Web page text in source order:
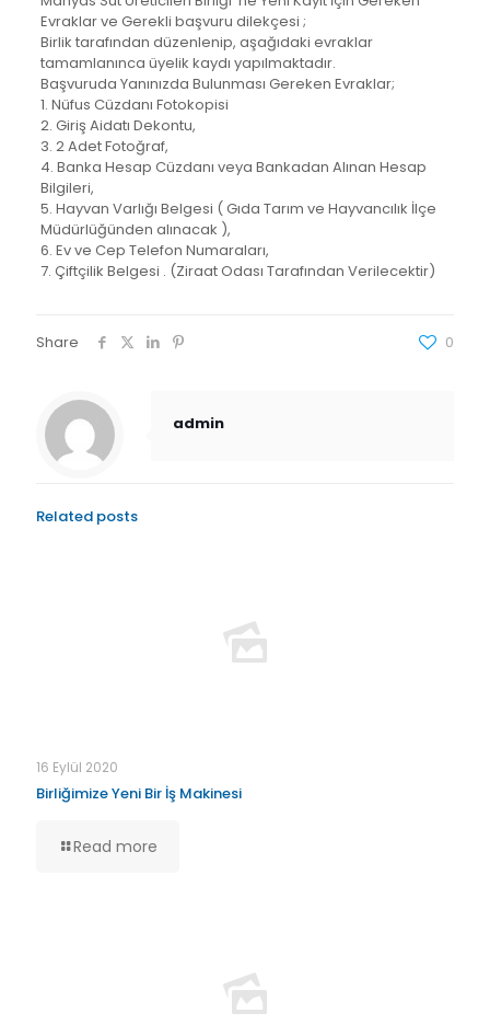
Evraklar ve Gerekli başvuru dilekçesi ;
Birlik tarafından düzenlenip, aşağıdaki evraklar
tamamlanınca üyelik kaydı yapılmaktadır.
Başvuruda Yanınızda Bulunması Gereken Evraklar;
1. Nüfus Cüzdanı Fotokopisi
2. Giriş Aidatı Dekontu,
3. 2 Adet Fotoğraf,
4. Banka Hesap Cüzdanı veya Bankadan Alınan Hesap
Bilgileri,
5. Hayvan Varlığı Belgesi ( Gıda Tarım ve Hayvancılık İlçe
Müdürlüğünden alınacak ),
6. Ev ve Cep Telefon Numaraları,
7. Çiftçilik Belgesi . (Ziraat Odası Tarafından Verilecektir)
Share 0
admin
Related posts
16 Eylül 2020
Birliğimize Yeni Bir İş Makinesi
Read more